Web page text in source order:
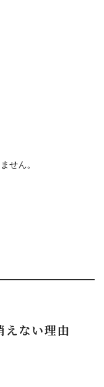
せん。
えない理由